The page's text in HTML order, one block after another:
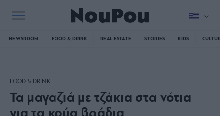
NEWSROOM FOOD & DRINK REAL ESTATE STORIES KIDS
FOOD & DRINK
Τα μαγαζιά με τζάκια στα νότια